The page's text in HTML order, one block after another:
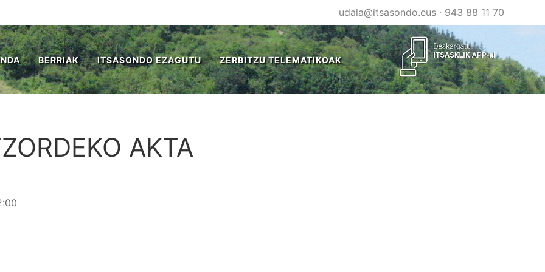
udala@itsasondo.eus· 943 88 11 70
BERRIAK ITSASONDO EZAGUTU ZERBITZU TELEMATIKOAK
AKTA